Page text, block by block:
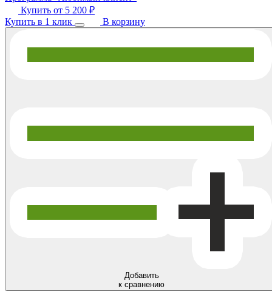
Купить от 5 200 ₽
Купить в 1 клик
В корзину
Добавить
к сравнению